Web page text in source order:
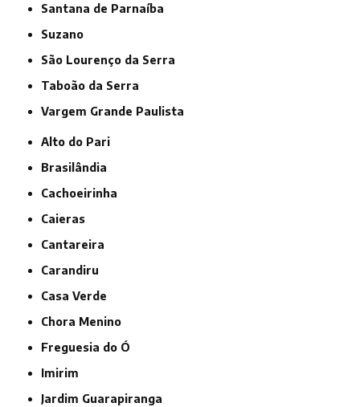
Santana de Parnaíba
Suzano
São Lourenço da Serra
Taboão da Serra
Vargem Grande Paulista
Alto do Pari
Brasilândia
Cachoeirinha
Caieras
Cantareira
Carandiru
Casa Verde
Chora Menino
Freguesia do Ó
Imirim
Jardim Guarapiranga